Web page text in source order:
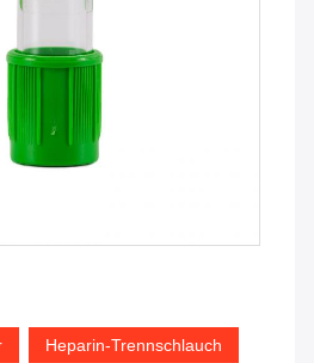
Heparin-Trennschlauch